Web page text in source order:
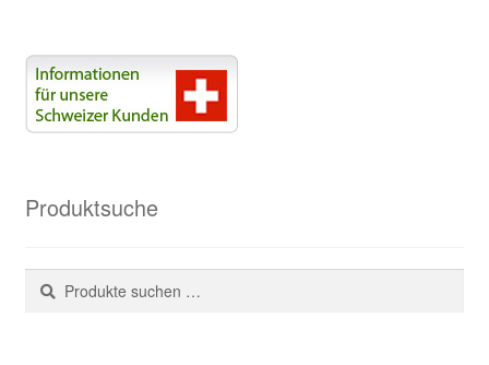
Produktsuche
Suchen
nach:
Suchen